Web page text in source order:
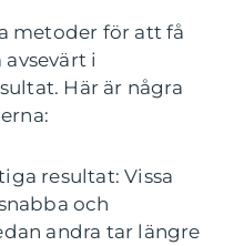
metoder för att få
i
Här är några
resultat: Vissa
och
andra tar längre